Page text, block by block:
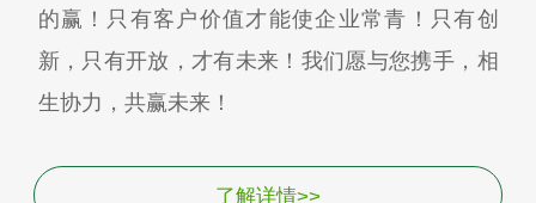
的赢！只有客户价值才能使企业常青！只有创
新，只有开放，才有未来！我们愿与您携手，相
生协力，共赢未来！
了解详情>>